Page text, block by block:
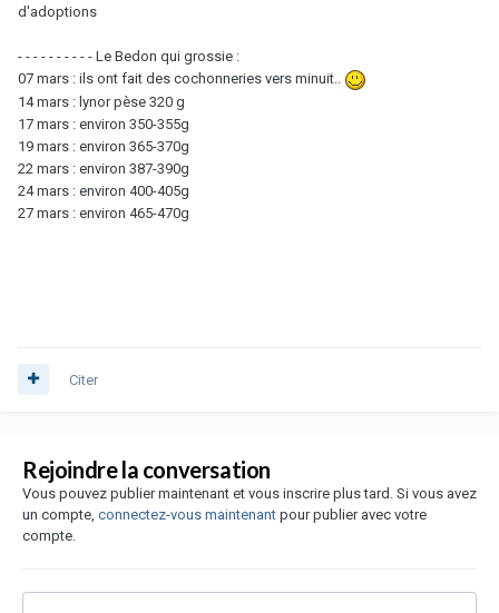
d'adoptions
- - - - - - - - - - Le Bedon qui grossie :
07 mars : ils ont fait des cochonneries vers minuit..
14 mars : lynor pèse 320 g
17 mars : environ 350-355g
19 mars : environ 365-370g
22 mars : environ 387-390g
24 mars : environ 400-405g
27 mars : environ 465-470g
Citer
Rejoindre la conversation
Vous pouvez publier maintenant et vous inscrire plus tard. Si vous avez
un compte, connectez-vous maintenant pour publier avec votre
compte.